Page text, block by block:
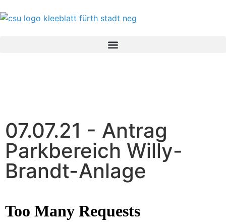
07.07.21 - Antrag
Parkbereich Willy-
Brandt-Anlage